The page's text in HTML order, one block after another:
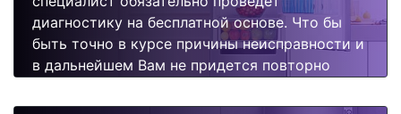
диагностику на бесплатной основе. Что бы
быть точно в курсе причины неисправности и
в дальнейшем Вам не придется повторно
поломок.